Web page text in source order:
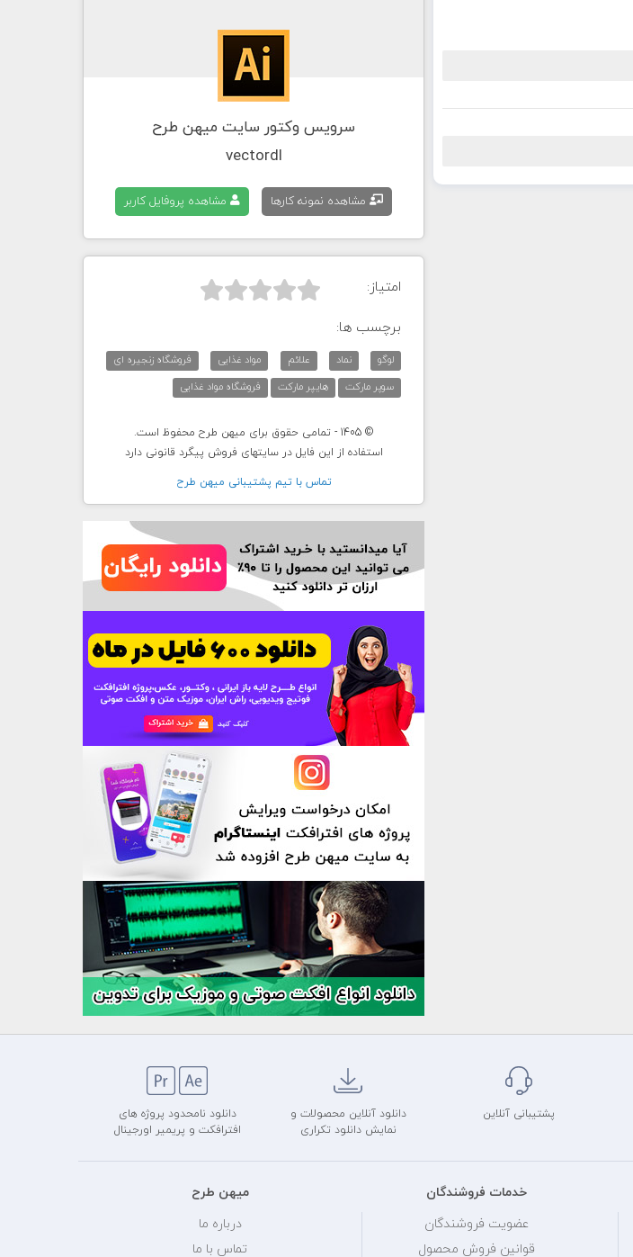
سرویس وکتور سایت میهن طرح
vectordl
مشاهده نمونه کارها مشاهده پروفایل کاربر
امتیاز: 


برچسب ها:
لوگو نماد علائم مواد غذایی
فروشگاه زنجیره ای
سوپر مارکت
هایپر مارکت فروشگاه مواد غذایی
© 1405 - تمامی حقوق برای میهن طرح محفوظ است.
استفاده از این فایل در سایتهای فروش پیگرد قانونی دارد
تماس با تيم پشتيبانی ميهن طرح
پشتیبانی آنلاین
دانلود آنلاین محصولات و
نمایش دانلود تکراری
دانلود نامحدود پروژه های
افترافکت و پریمیر اورجینال
خدمات فروشندگان
عضویت فروشندگان
قوانین فروش محصول
میهن طرح
درباره ما
تماس با ما